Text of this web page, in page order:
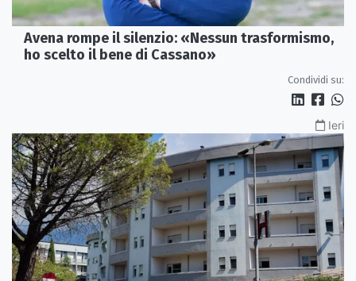
Avena rompe il silenzio: «Nessun trasformismo,
ho scelto il bene di Cassano»
Condividi su:
Ieri